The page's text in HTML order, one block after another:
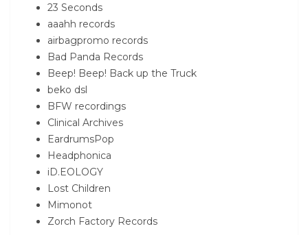
23 Seconds
aaahh records
airbagpromo records
Bad Panda Records
Beep! Beep! Back up the Truck
beko dsl
BFW recordings
Clinical Archives
EardrumsPop
Headphonica
iD.EOLOGY
Lost Children
Mimonot
Zorch Factory Records